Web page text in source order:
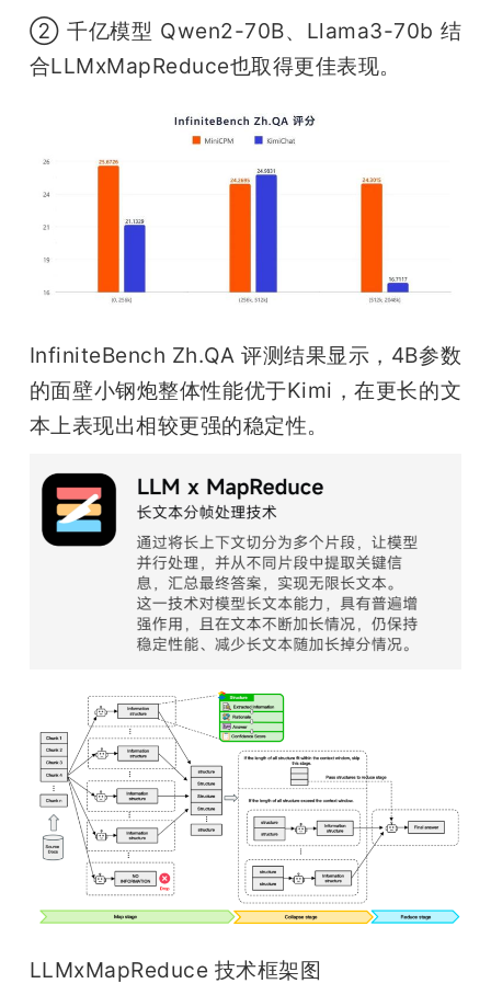
② 千亿模型 Qwen2-70B、Llama3-70b 结
合LLMxMapReduce也取得更佳表现。
InfiniteBench Zh.QA 评测结果显示，4B参数
的面壁小钢炮整体性能优于Kimi，在更长的文
本上表现出相较更强的稳定性。
LLMxMapReduce 技术框架图